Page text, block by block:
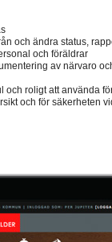
och ändra status,
och föräldrar
av närvaro
och roligt att använda
och för säkerheten